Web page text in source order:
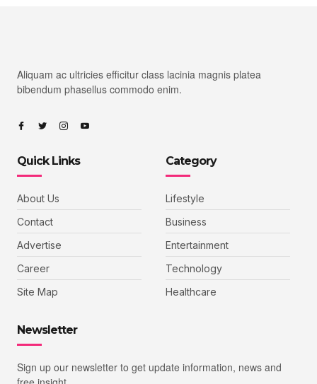
Aliquam ac ultricies efficitur class lacinia magnis platea
bibendum phasellus commodo enim.
Quick Links
About Us
Contact
Advertise
Career
Site Map
Category
Lifestyle
Business
Entertainment
Technology
Healthcare
Newsletter
Sign up our newsletter to get update information, news and